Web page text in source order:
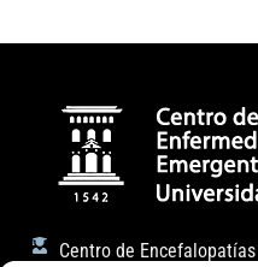
Centro de